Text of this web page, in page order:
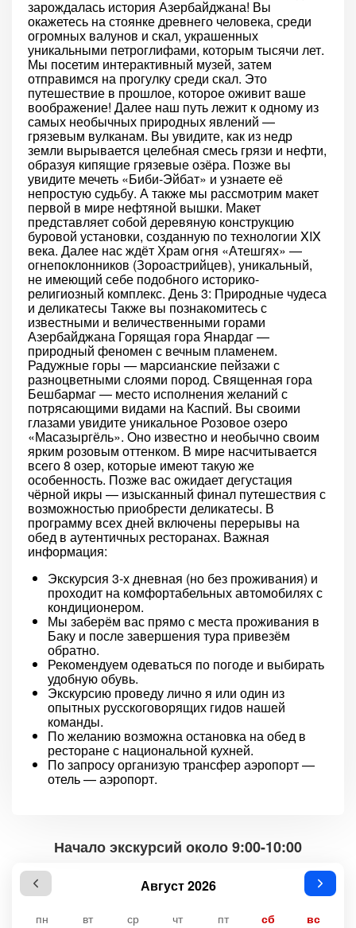
зарождалась история Азербайджана! Вы
окажетесь на стоянке древнего человека, среди
огромных валунов и скал, украшенных
уникальными петроглифами, которым тысячи лет.
Мы посетим интерактивный музей, затем
отправимся на прогулку среди скал. Это
путешествие в прошлое, которое оживит ваше
воображение! Далее наш путь лежит к одному из
самых необычных природных явлений —
грязевым вулканам. Вы увидите, как из недр
земли вырывается целебная смесь грязи и нефти,
образуя кипящие грязевые озёра. Позже вы
увидите мечеть «Биби-Эйбат» и узнаете её
непростую судьбу. А также мы рассмотрим макет
первой в мире нефтяной вышки. Макет
представляет собой деревяную конструкцию
буровой установки, созданную по технологии XIX
века. Далее нас ждёт Храм огня «Атешгях» —
огнепоклонников (Зороастрийцев), уникальный,
не имеющий себе подобного историко-
религиозный комплекс. День 3: Природные чудеса
и деликатесы Также вы познакомитесь с
известными и величественными горами
Азербайджана Горящая гора Янардаг —
природный феномен с вечным пламенем.
Радужные горы — марсианские пейзажи с
разноцветными слоями пород. Священная гора
Бешбармаг — место исполнения желаний с
потрясающими видами на Каспий. Вы своими
глазами увидите уникальное Розовое озеро
«Масазыргёль». Оно известно и необычно своим
ярким розовым оттенком. В мире насчитывается
всего 8 озер, которые имеют такую же
особенность. Позже вас ожидает дегустация
чёрной икры — изысканный финал путешествия с
возможностью приобрести деликатесы. В
программу всех дней включены перерывы на
обед в аутентичных ресторанах. Важная
информация:
Экскурсия 3-х дневная (но без проживания) и
проходит на комфортабельных автомобилях с
кондиционером.
Мы заберём вас прямо с места проживания в
Баку и после завершения тура привезём
обратно.
Рекомендуем одеваться по погоде и выбирать
удобную обувь.
Экскурсию проведу лично я или один из
опытных русскоговорящих гидов нашей
команды.
По желанию возможна остановка на обед в
ресторане с национальной кухней.
По запросу организую трансфер аэропорт —
отель — аэропорт.
Начало экскурсий около 9:00-10:00
Август 2026
пн вт ср чт пт сб вс